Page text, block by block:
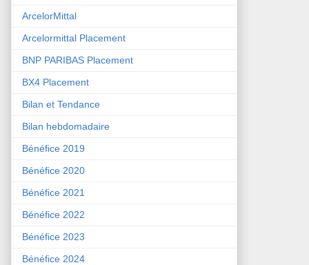
ArcelorMittal
Arcelormittal Placement
BNP PARIBAS Placement
BX4 Placement
Bilan et Tendance
Bilan hebdomadaire
Bénéfice 2019
Bénéfice 2020
Bénéfice 2021
Bénéfice 2022
Bénéfice 2023
Bénéfice 2024